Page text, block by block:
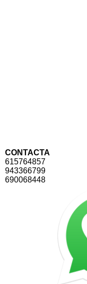
CONTACTA
615764857
943366799
690068448